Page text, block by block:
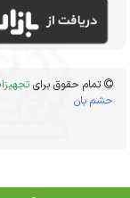
تمام حقوق برای
حشم بان